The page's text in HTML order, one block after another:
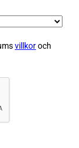
villkoroch